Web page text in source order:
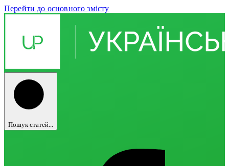
Перейти до основного змісту
Пошук статей...